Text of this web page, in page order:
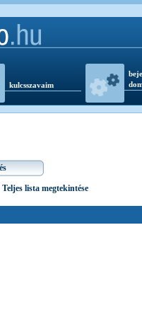
kulcsszavaim
Teljes lista megtekintése